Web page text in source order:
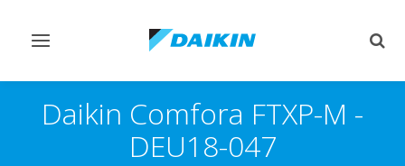
Afficher/masquer
Daikin Comfora FTXP-M -
DEU18-047